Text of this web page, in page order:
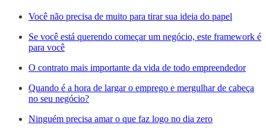
Você não precisa de muito para tirar sua ideia do papel
Se você está querendo começar um negócio, este framework é
para você
O contrato mais importante da vida de todo empreendedor
Quando é a hora de largar o emprego e mergulhar de cabeça
no seu negócio?
Ninguém precisa amar o que faz logo no dia zero